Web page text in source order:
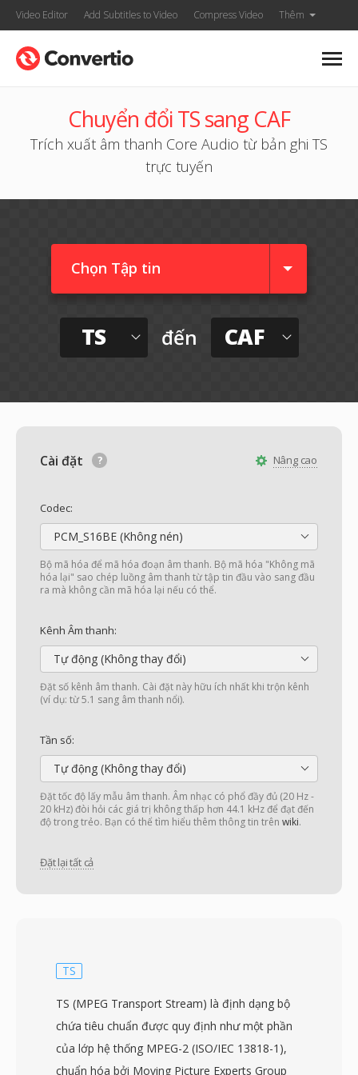
Video Editor Add Subtitles to Video Compress Video Thêm
Chuyển đổi TS sang CAF
Trích xuất âm thanh Core Audio từ bản ghi TS
trực tuyến
Chọn Tập tin
TS đến CAF
Nâng cao
Cài đặt
Codec:
PCM_S16BE (Không nén)
Bộ mã hóa để mã hóa đoạn âm thanh. Bộ mã hóa "Không mã
hóa lại" sao chép luồng âm thanh từ tập tin đầu vào sang đầu
ra mà không cần mã hóa lại nếu có thể.
Kênh Âm thanh:
Tự động (Không thay đổi)
Đặt số kênh âm thanh. Cài đặt này hữu ích nhất khi trộn kênh
(ví dụ: từ 5.1 sang âm thanh nổi).
Tần số:
Tự động (Không thay đổi)
Đặt tốc độ lấy mẫu âm thanh. Âm nhạc có phổ đầy đủ (20 Hz -
20 kHz) đòi hỏi các giá trị không thấp hơn 44.1 kHz để đạt đến
độ trong trẻo. Bạn có thể tìm hiểu thêm thông tin trên wiki.
Đặt lại tất cả
TS
TS (MPEG Transport Stream) là định dạng bộ
chứa tiêu chuẩn được quy định như một phần
của lớp hệ thống MPEG-2 (ISO/IEC 13818-1),
chuẩn hóa bởi Moving Picture Experts Group